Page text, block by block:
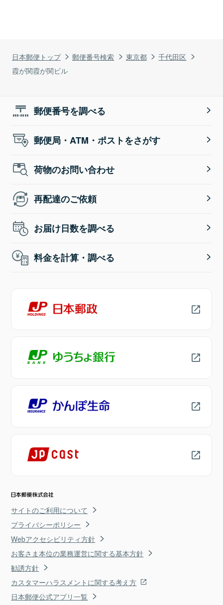
日本郵便トップ 郵便番号検索 東京都
千代田区
霞が関霞が関ビル
郵便番号を調べる
郵便局・ATM・ポストをさがす
荷物のお問い合わせ
再配達のご依頼
お届け日数を調べる
料金を計算・調べる
サイトのご利用について
プライバシーポリシー
Webアクセシビリティ方針
お客さま本位の業務運営に関する基本方針
勧誘方針
カスタマーハラスメントに関する考え方
日本郵便公式アプリ一覧